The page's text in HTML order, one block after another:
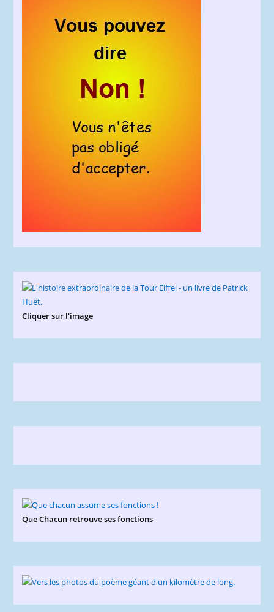
Cliquer sur l'image
Que Chacun retrouve ses fonctions